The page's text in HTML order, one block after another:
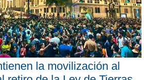
la movilización al